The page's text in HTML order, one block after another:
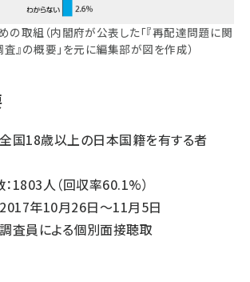
の取組（内閣府が公表した「『再配達問題に関
』の概要」を元に編集部が図を作成）
国18歳以上の日本国籍を有する者
1803人（回収率60.1%）
年10月26日～11月5日
査員による個別面接聴取